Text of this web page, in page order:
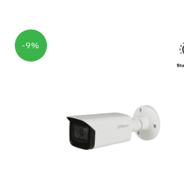
-9%